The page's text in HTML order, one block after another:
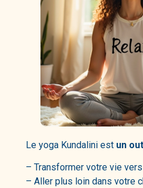
Le yoga Kundalini est un
– Transformer votre vie
– Aller plus loin dans votre